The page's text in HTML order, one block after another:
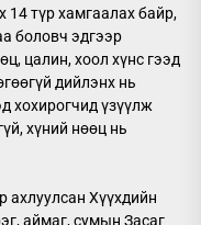
14 түр хамгаалах байр,
боловч эдгээр
цалин, хоол хүнс гээд
дийлэнх нь
хохирогчид үзүүлж
хүний нөөц нь
ахлуулсан Хүүхдийн
аймаг, сумын Засаг